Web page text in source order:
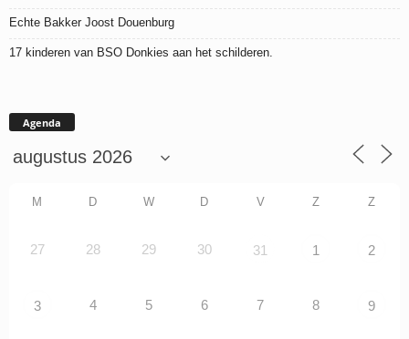
Echte Bakker Joost Douenburg
17 kinderen van BSO Donkies aan het schilderen.
Agenda
M D W D V Z Z
27 28 29 30 31 1 2
3 4 5 6 7 8 9